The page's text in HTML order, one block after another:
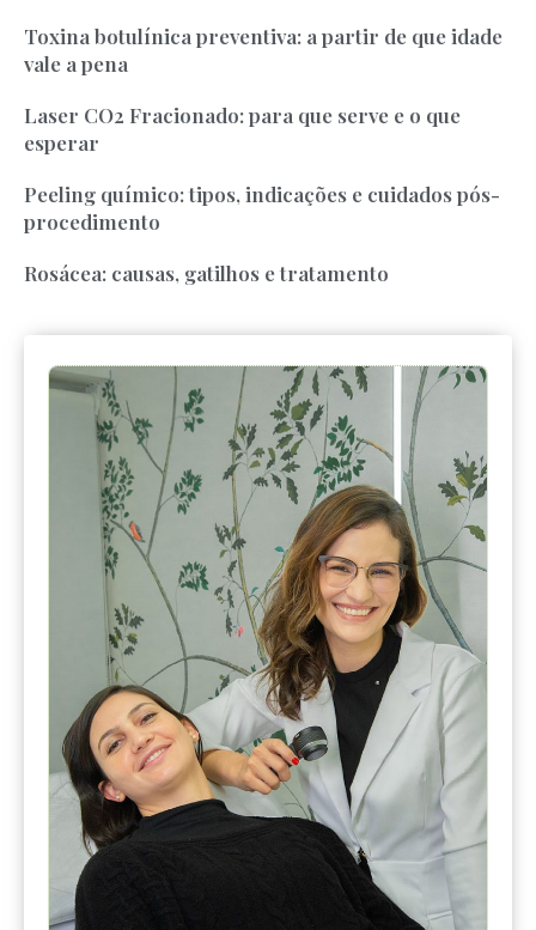
Toxina botulínica preventiva: a partir de que idade
vale a pena
Laser CO2 Fracionado: para que serve e o que
esperar
Peeling químico: tipos, indicações e cuidados pós-
procedimento
Rosácea: causas, gatilhos e tratamento